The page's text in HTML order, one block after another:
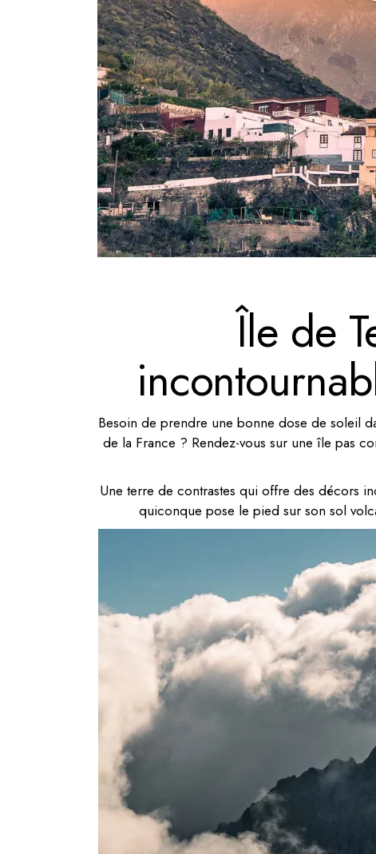
Île de
Besoin de prendre une bonne dose de soleil
de la France ? Rendez-vous sur une île pas
Une terre de contrastes qui offre des décors
quiconque pose le pied sur son sol